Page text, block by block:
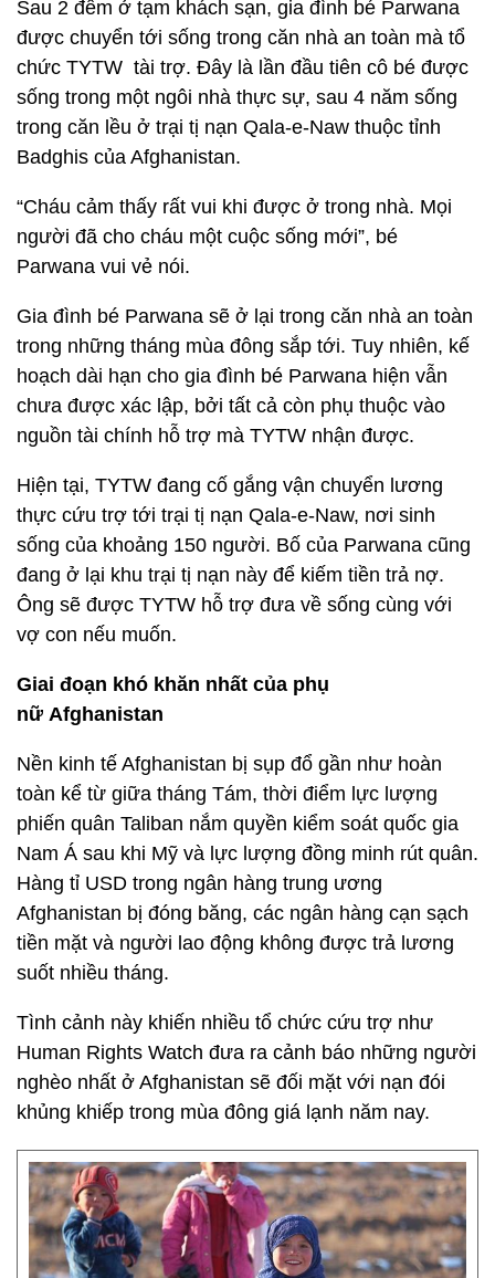
Sau 2 đêm ở tạm khách sạn, gia đình bé Parwana
được chuyển tới sống trong căn nhà an toàn mà tổ
chức TYTW tài trợ. Đây là lần đầu tiên cô bé được
sống trong một ngôi nhà thực sự, sau 4 năm sống
trong căn lều ở trại tị nạn Qala-e-Naw thuộc tỉnh
Badghis của Afghanistan.
“Cháu cảm thấy rất vui khi được ở trong nhà. Mọi
người đã cho cháu một cuộc sống mới”, bé
Parwana vui vẻ nói.
Gia đình bé Parwana sẽ ở lại trong căn nhà an toàn
trong những tháng mùa đông sắp tới. Tuy nhiên, kế
hoạch dài hạn cho gia đình bé Parwana hiện vẫn
chưa được xác lập, bởi tất cả còn phụ thuộc vào
nguồn tài chính hỗ trợ mà TYTW nhận được.
Hiện tại, TYTW đang cố gắng vận chuyển lương
thực cứu trợ tới trại tị nạn Qala-e-Naw, nơi sinh
sống của khoảng 150 người. Bố của Parwana cũng
đang ở lại khu trại tị nạn này để kiếm tiền trả nợ.
Ông sẽ được TYTW hỗ trợ đưa về sống cùng với
vợ con nếu muốn.
Giai đoạn khó khăn nhất của phụ
nữ Afghanistan
Nền kinh tế Afghanistan bị sụp đổ gần như hoàn
toàn kể từ giữa tháng Tám, thời điểm lực lượng
phiến quân Taliban nắm quyền kiểm soát quốc gia
Nam Á sau khi Mỹ và lực lượng đồng minh rút quân.
Hàng tỉ USD trong ngân hàng trung ương
Afghanistan bị đóng băng, các ngân hàng cạn sạch
tiền mặt và người lao động không được trả lương
suốt nhiều tháng.
Tình cảnh này khiến nhiều tổ chức cứu trợ như
Human Rights Watch đưa ra cảnh báo những người
nghèo nhất ở Afghanistan sẽ đối mặt với nạn đói
khủng khiếp trong mùa đông giá lạnh năm nay.